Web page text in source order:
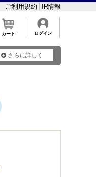
ご利用規約 IR情報
カート ログイン
さらに詳しく